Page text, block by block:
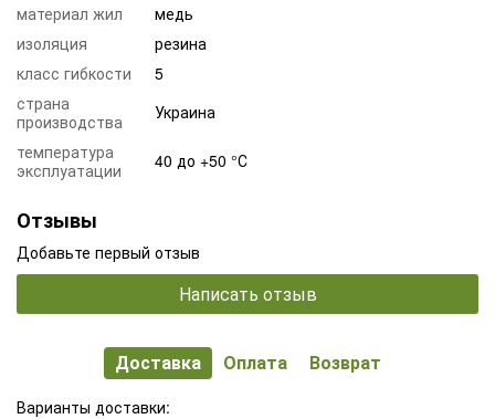
материал жил
медь
изоляция
резина
класс гибкости
5
страна
производства
Украина
температура
эксплуатации
40 до +50 °С
Отзывы
Добавьте первый отзыв
Написать отзыв
Доставка Оплата Возврат
Варианты доставки: